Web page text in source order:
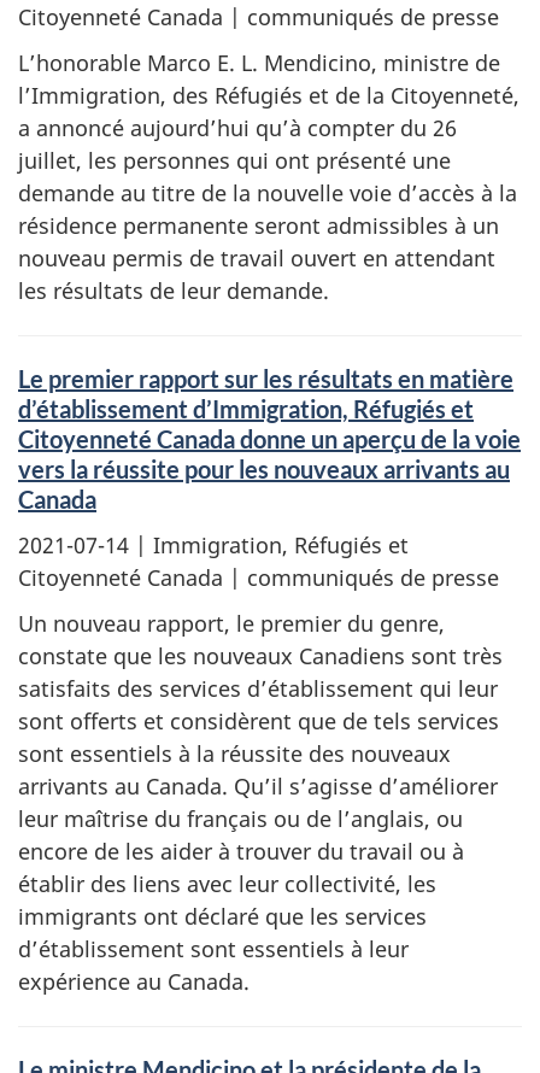
Citoyenneté Canada | communiqués de presse
L’honorable Marco E. L. Mendicino, ministre de
l’Immigration, des Réfugiés et de la Citoyenneté,
a annoncé aujourd’hui qu’à compter du 26
juillet, les personnes qui ont présenté une
demande au titre de la nouvelle voie d’accès à la
résidence permanente seront admissibles à un
nouveau permis de travail ouvert en attendant
les résultats de leur demande.
Le premier rapport sur les résultats en matière
d’établissement d’Immigration, Réfugiés et
Citoyenneté Canada donne un aperçu de la voie
vers la réussite pour les nouveaux arrivants au
Canada
2021-07-14 | Immigration, Réfugiés et
Citoyenneté Canada | communiqués de presse
Un nouveau rapport, le premier du genre,
constate que les nouveaux Canadiens sont très
satisfaits des services d’établissement qui leur
sont offerts et considèrent que de tels services
sont essentiels à la réussite des nouveaux
arrivants au Canada. Qu’il s’agisse d’améliorer
leur maîtrise du français ou de l’anglais, ou
encore de les aider à trouver du travail ou à
établir des liens avec leur collectivité, les
immigrants ont déclaré que les services
d’établissement sont essentiels à leur
expérience au Canada.